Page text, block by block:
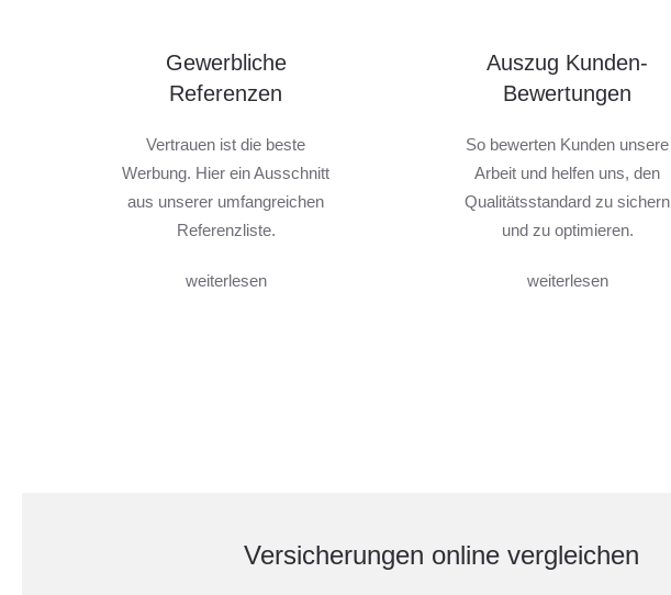
Gewerbliche
Referenzen
Vertrauen ist die beste
Werbung. Hier ein Ausschnitt
aus unserer umfangreichen
Referenzliste.
weiterlesen
Auszug Kunden-
Bewertungen
So bewerten Kunden unsere
Arbeit und helfen uns, den
Qualitätsstandard zu sichern
und zu optimieren.
weiterlesen
Versicherungen online vergleichen